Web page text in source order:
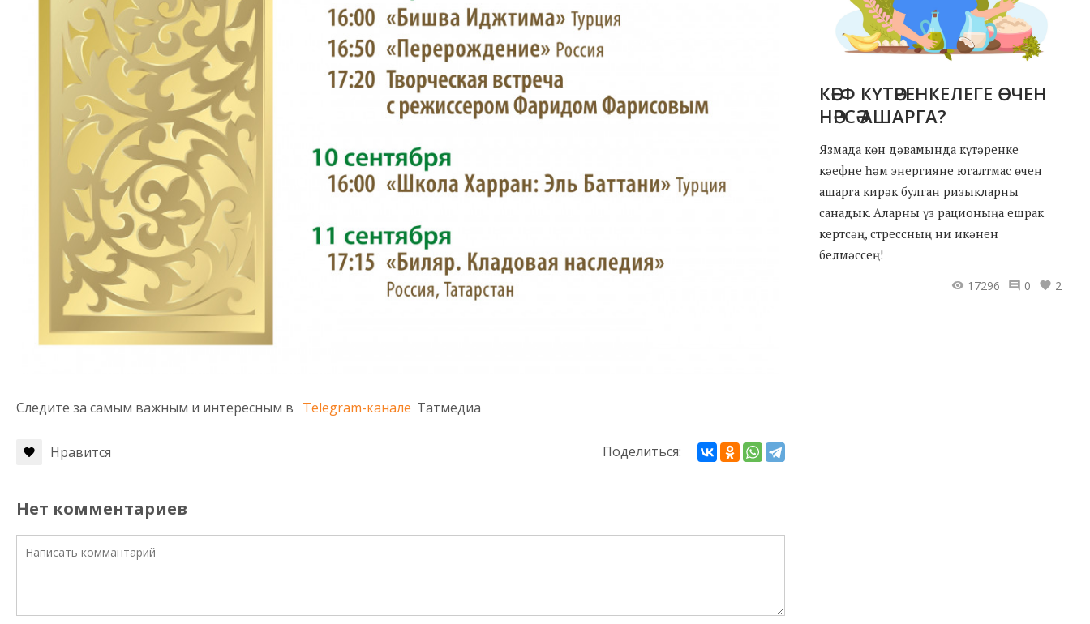
Следите за самым важным и интересным в Telegram-канале Татмедиа
Нравится Поделиться:
Нет комментариев
КӘЕФ КҮТӘРЕНКЕЛЕГЕ ӨЧЕН
НӘРСӘ АШАРГА?
Язмада көн дәвамында күтәренке
кәефне һәм энергияне югалтмас өчен
ашарга кирәк булган ризыкларны
санадык. Аларны үз рационыңа ешрак
кертсәң, стрессның ни икәнен
белмәссең!
17296
0 2